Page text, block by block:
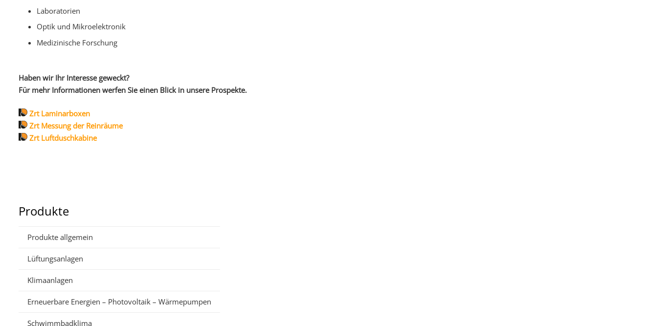
Laboratorien
Optik und Mikroelektronik
Medizinische Forschung
Haben wir Ihr Interesse geweckt?
Für mehr Informationen werfen Sie einen Blick in unsere Prospekte.
Zrt Laminarboxen
Zrt Messung der Reinräume
Zrt Luftduschkabine
Produkte
Produkte allgemein
Lüftungsanlagen
Klimaanlagen
Erneuerbare Energien – Photovoltaik – Wärmepumpen
Schwimmbadklima